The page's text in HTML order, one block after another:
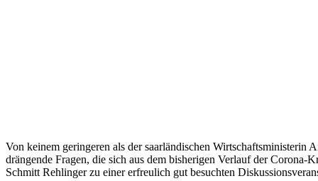
Von keinem geringeren als der saarländischen
drängende Fragen, die sich aus dem bisherigen Verlauf der Corona-
Schmitt Rehlinger zu einer erfreulich gut besuchten